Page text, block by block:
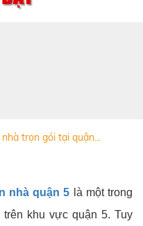
trọn gói tại quận...
nhà quận 5 là một trong
khu vực quận 5. Tuy